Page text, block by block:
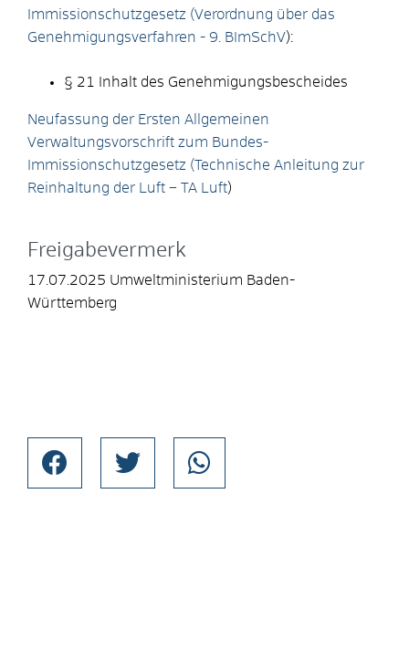
Immissionschutzgesetz (Verordnung über das
Genehmigungsverfahren - 9. BImSchV):
§ 21 Inhalt des Genehmigungsbescheides
Neufassung der Ersten Allgemeinen
Verwaltungsvorschrift zum Bundes-
Immissionschutzgesetz (Technische Anleitung zur
Reinhaltung der Luft – TA Luft)
Freigabevermerk
17.07.2025 Umweltministerium Baden-
Württemberg